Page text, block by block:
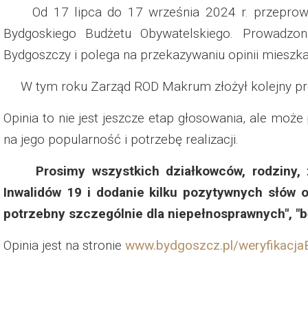
Dzień Działkowca 2019
Dzień Działkowca 2022
Dzień Działkowca 2023
Dzień Działkowca 2024
Dzień Działkowca 2025
Od 17 lipca do 17 września 2024 r.
Bydgoskiego Budżetu Obywatelskiego.
Bydgoszczy i polega na przekazywaniu opinii
W tym roku Zarząd ROD Makrum złożył kolejny
Opinia to nie jest jeszcze etap głosowania, ale
na jego popularność i potrzebę realizacji.
Prosimy wszystkich działkowców,
Inwalidów 19 i dodanie kilku pozytywnych
potrzebny szczególnie dla niepełnosprawnych",
Opinia jest na stronie www.bydgoszcz.pl/